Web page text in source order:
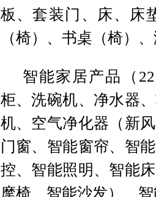
板、套装门、床、床
（椅）、书桌（椅）
智能家居产品（
柜、洗碗机、净水器
机、空气净化器（新
门窗、智能窗帘、智
控、智能照明、智能
摩椅、智能沙发）、